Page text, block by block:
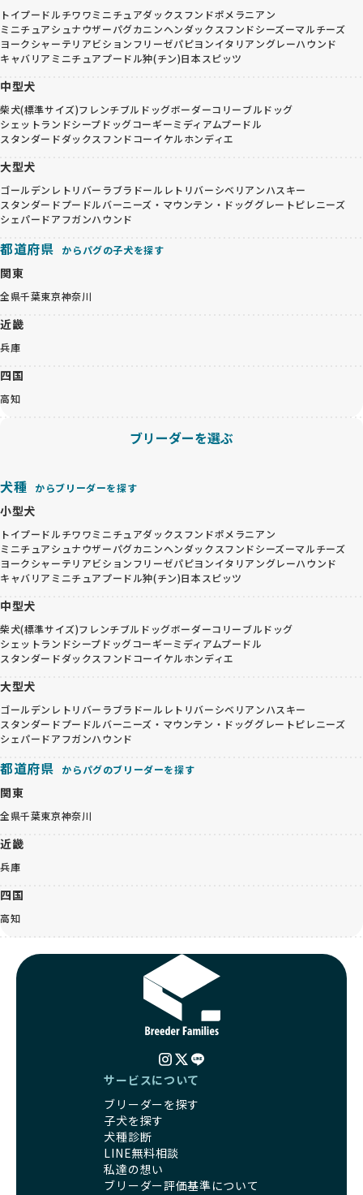
トイプードルチワワミニチュアダックスフンドポメラニアン
ミニチュアシュナウザーパグカニンヘンダックスフンドシーズーマルチーズ
ヨークシャーテリアビションフリーゼパピヨンイタリアングレーハウンド
キャバリア ミニチュアプードル狆(チン)日本スピッツ
中型犬
柴犬(標準サイズ)フレンチブルドッグボーダーコリーブルドッグ
シェットランドシープドッグコーギーミディアムプードル
スタンダードダックスフンドコーイケルホンディエ
大型犬
ゴールデンレトリバー ラブラドールレトリバーシベリアンハスキー
スタンダードプードルバーニーズ・マウンテン・ドッググレートピレニーズ
シェパードアフガンハウンド
都道府県 からパグの子犬を探す
関東
全県千葉東京神奈川
近畿
兵庫
四国
高知
ブリーダーを選ぶ
犬種 からブリーダーを探す
小型犬
トイプードルチワワミニチュアダックスフンドポメラニアン
ミニチュアシュナウザーパグカニンヘンダックスフンドシーズーマルチーズ
ヨークシャーテリアビションフリーゼパピヨンイタリアングレーハウンド
キャバリア ミニチュアプードル狆(チン)日本スピッツ
中型犬
柴犬(標準サイズ)フレンチブルドッグボーダーコリーブルドッグ
シェットランドシープドッグコーギーミディアムプードル
スタンダードダックスフンドコーイケルホンディエ
大型犬
ゴールデンレトリバー ラブラドールレトリバーシベリアンハスキー
スタンダードプードルバーニーズ・マウンテン・ドッググレートピレニーズ
シェパードアフガンハウンド
都道府県 からパグのブリーダーを探す
関東
全県千葉東京神奈川
近畿
兵庫
四国
高知
サービスについて
ブリーダーを探す
子犬を探す
犬種診断
LINE無料相談
私達の想い
ブリーダー評価基準について